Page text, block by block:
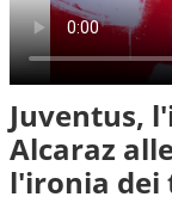
Juventus,
Alcaraz
l'ironia dei